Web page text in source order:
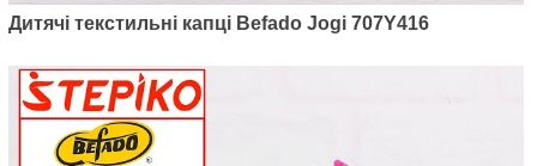
Дитячі текстильні капці Befado Jogi 707Y416